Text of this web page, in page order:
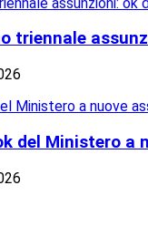
triennale
del Ministero a